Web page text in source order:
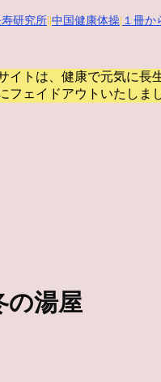
研究所 中国健康体操 １冊か
トは、健康で元気に長
フェイドアウトいたしま
の湯屋